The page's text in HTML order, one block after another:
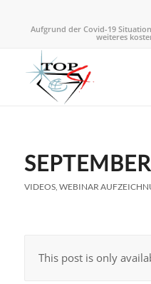
Aufgrund der Covid-19
weiteres
VIDEOS, WEBINAR
This post is only